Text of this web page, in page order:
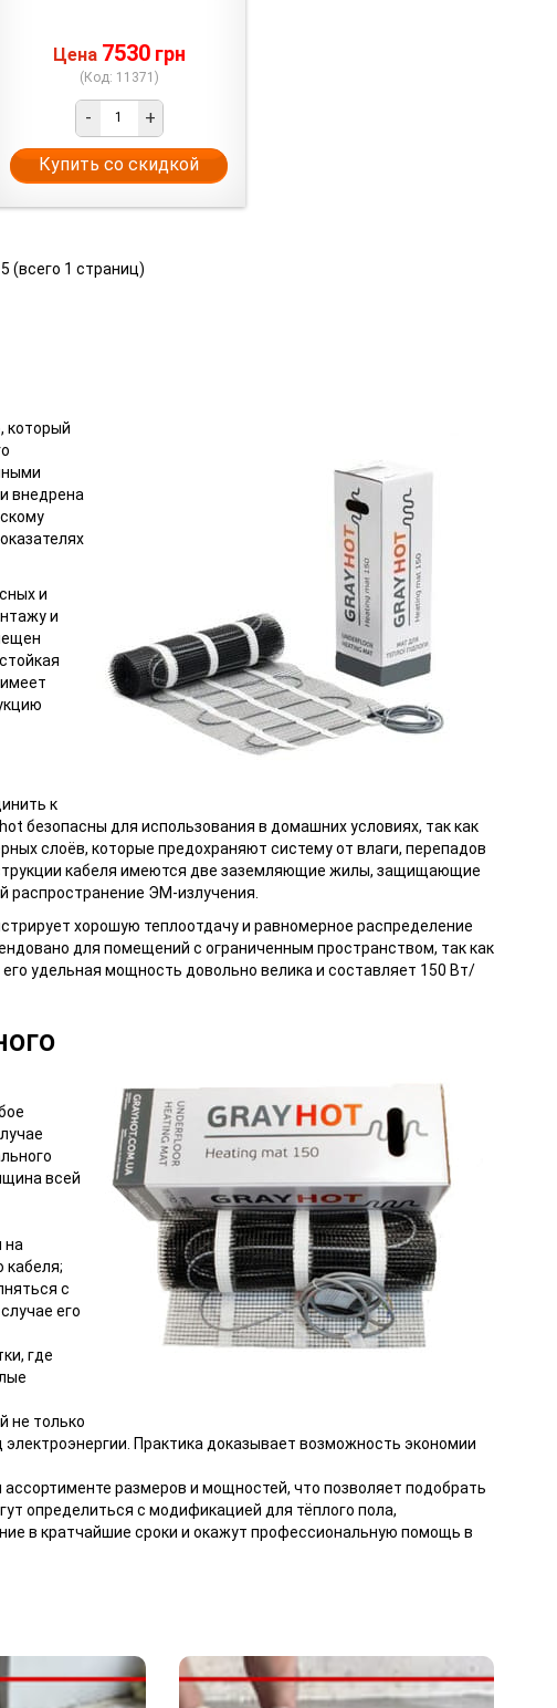
Цена 7530 грн
(Код: 11371)
- +
Купить со скидкой
(всего 1 страниц)
который
внедрена
и
и
к
безопасны для использования в домашних условиях, так как
слоёв, которые предохраняют систему от влаги, перепадов
кабеля имеются две заземляющие жилы, защищающие
распространение ЭМ-излучения.
хорошую теплоотдачу и равномерное распределение
для помещений с ограниченным пространством, так как
удельная мощность довольно велика и составляет 150 Вт/
всей
на
кабеля;
с
его
где
не только
Практика доказывает возможность экономии
размеров и мощностей, что позволяет подобрать
определиться с модификацией для тёплого пола,
в кратчайшие сроки и окажут профессиональную помощь в